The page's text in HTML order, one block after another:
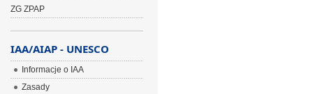
ZG ZPAP
IAA/AIAP - UNESCO
Informacje o IAA
Zasady